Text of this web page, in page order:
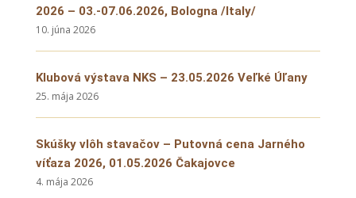
2026 – 03.-07.06.2026, Bologna /Italy/
10. júna 2026
Klubová výstava NKS – 23.05.2026 Veľké Úľany
25. mája 2026
Skúšky vlôh stavačov – Putovná cena Jarného
víťaza 2026, 01.05.2026 Čakajovce
4. mája 2026